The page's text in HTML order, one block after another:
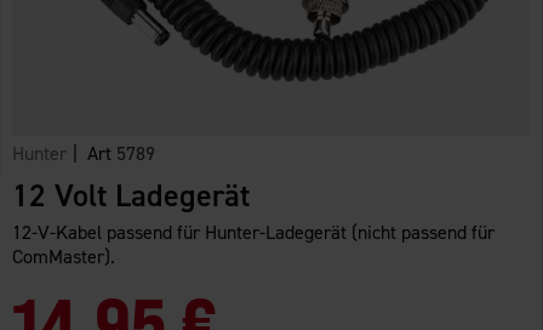
Hunter | Art 5789
12 Volt Ladegerät
12-V-Kabel passend für Hunter-Ladegerät (nicht passend für
ComMaster).